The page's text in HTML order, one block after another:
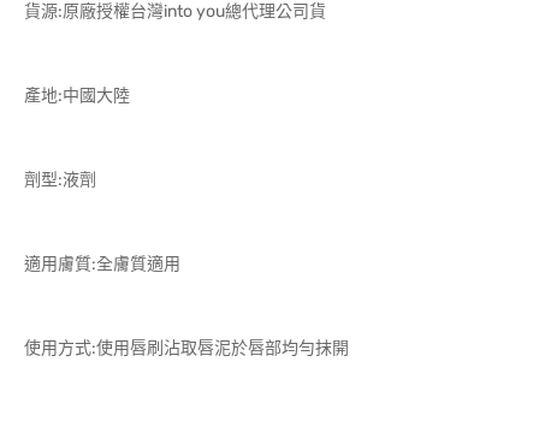
貨源:原廠授權台灣into you總代理公司貨
產地:中國大陸
劑型:液劑
適用膚質:全膚質適用
使用方式:使用唇刷沾取唇泥於唇部均勻抹開